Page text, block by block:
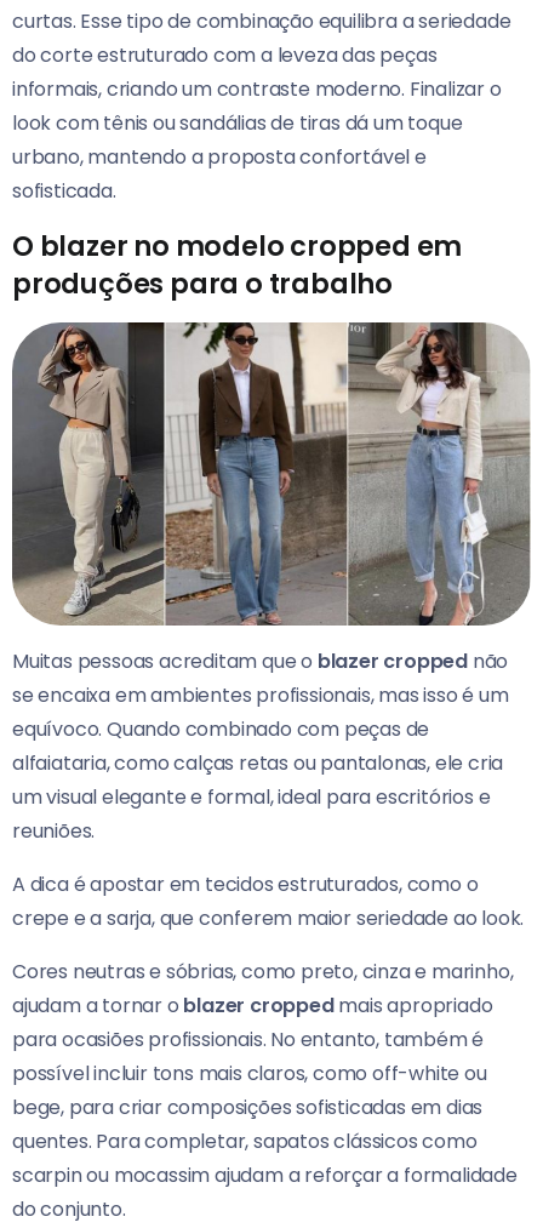
curtas. Esse tipo de combinação equilibra a seriedade
do corte estruturado com a leveza das peças
informais, criando um contraste moderno. Finalizar o
look com tênis ou sandálias de tiras dá um toque
urbano, mantendo a proposta confortável e
sofisticada.
O blazer no modelo cropped em
produções para o trabalho
Muitas pessoas acreditam que o blazer cropped não
se encaixa em ambientes profissionais, mas isso é um
equívoco. Quando combinado com peças de
alfaiataria, como calças retas ou pantalonas, ele cria
um visual elegante e formal, ideal para escritórios e
reuniões.
A dica é apostar em tecidos estruturados, como o
crepe e a sarja, que conferem maior seriedade ao look.
Cores neutras e sóbrias, como preto, cinza e marinho,
ajudam a tornar o blazer croppedmais apropriado
para ocasiões profissionais. No entanto, também é
possível incluir tons mais claros, como off-white ou
bege, para criar composições sofisticadas em dias
quentes. Para completar, sapatos clássicos como
scarpin ou mocassim ajudam a reforçar a formalidade
do conjunto.